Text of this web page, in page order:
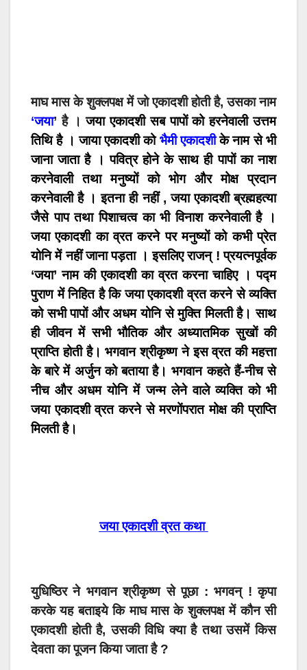
माघ मास के शुक्लपक्ष में जो एकादशी होती है, उसका नाम
‘जया’ है ।जया एकादशी सब पापों को हरनेवाली उत्तम
तिथि है । जाया एकादशी कोभैमी एकादशीके नाम से भी
जाना जाता है । पवित्र होने के साथ ही पापों का नाश
करनेवाली तथा मनुष्यों को भोग और मोक्ष प्रदान
करनेवाली है । इतना ही नहीं , जया एकादशी ब्रह्महत्या
जैसे पाप तथा पिशाचत्व का भी विनाश करनेवाली है ।
जया एकादशी का व्रत करने पर मनुष्यों को कभी प्रेत
योनि में नहीं जाना पड़ता । इसलिए राजन् ! प्रयत्नपूर्वक
‘जया’ नाम की एकादशी का व्रत करना चाहिए । पद्म
पुराण में निहित है कि जया एकादशी व्रत करने से व्यक्ति
को सभी पापों और अधम योनि से मुक्ति मिलती है। साथ
ही जीवन में सभी भौतिक और अध्यातमिक सुखों की
प्राप्ति होती है। भगवान श्रीकृष्ण ने इस व्रत की महत्ता
के बारे में अर्जुन को बताया है। भगवान कहते हैं-नीच से
नीच और अधम योनि में जन्म लेने वाले व्यक्ति को भी
जया एकादशी व्रत करने से मरणोंपरात मोक्ष की प्राप्ति
मिलती है।
जया एकादशी व्रत कथा
युधिष्ठिर ने भगवान श्रीकृष्ण से पूछा : भगवन् ! कृपा
करके यह बताइये कि माघ मास के शुक्लपक्ष में कौन सी
एकादशी होती है, उसकी विधि क्या है तथा उसमें किस
देवता का पूजन किया जाता है ?